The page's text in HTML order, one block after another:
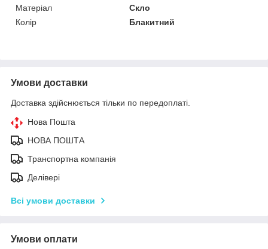
Матеріал
Скло
Колір
Блакитний
Умови доставки
Доставка здійснюється тільки по передоплаті.
Нова Пошта
НОВА ПОШТА
Транспортна компанія
Делівері
Всі умови доставки
Умови оплати